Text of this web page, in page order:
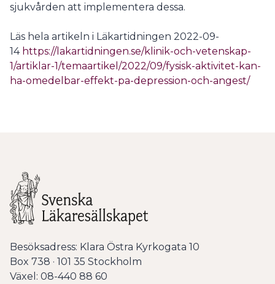
sjukvården att implementera dessa.
Läs hela artikeln i Läkartidningen 2022-09-
14 https://lakartidningen.se/klinik-och-vetenskap-
1/artiklar-1/temaartikel/2022/09/fysisk-aktivitet-kan-
ha-omedelbar-effekt-pa-depression-och-angest/
Besöksadress: Klara Östra Kyrkogata 10
Box 738 · 101 35 Stockholm
Växel: 08-440 88 60